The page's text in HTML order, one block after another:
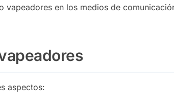
en los medios de
aspectos: